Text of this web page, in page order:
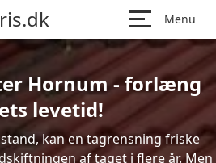
Menu
Hornum - forlæng
levetid!
kan en tagrensning friske
af taget i flere år. Men